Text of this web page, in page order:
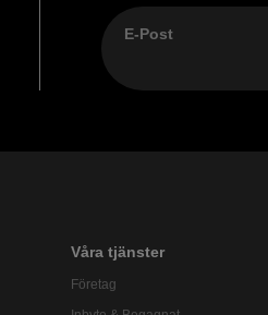
E-Post
Våra tjänster
Företag